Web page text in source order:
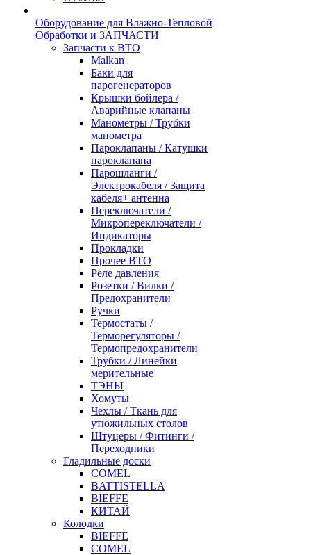
Оборудование для Влажно-Тепловой
Обработки и ЗАПЧАСТИ
Запчасти к ВТО
Malkan
Баки для
парогенераторов
Крышки бойлера /
Аварийные клапаны
Манометры / Трубки
манометра
Пароклапаны / Катушки
пароклапана
Парошланги /
Электрокабеля / Защита
кабеля+ антенна
Переключатели /
Микропереключатели /
Индикаторы
Прокладки
Прочее ВТО
Реле давления
Розетки / Вилки /
Предохранители
Ручки
Термостаты /
Терморегуляторы /
Термопредохранители
Трубки / Линейки
мерительные
ТЭНЫ
Хомуты
Чехлы / Ткань для
утюжильных столов
Штуцеры / Фитинги /
Переходники
Гладильные доски
COMEL
BATTISTELLA
BIEFFE
КИТАЙ
Колодки
BIEFFE
COMEL